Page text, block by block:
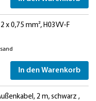
x 0,75 mm², H03VV-F
In den Warenkorb
2 m, schwarz ,